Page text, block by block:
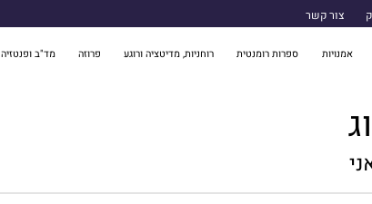
צור קשר
אמנויות ספרות רומנטית רוחניות, מדיטציה ורוגע פרוזה מד"ב ופנטזיה